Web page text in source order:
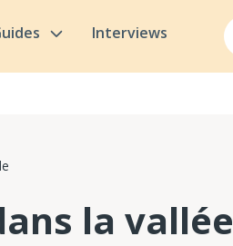
Interviews
la vallée